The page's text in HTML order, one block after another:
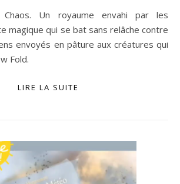
magique qui se bat sans relâche contre
envoyés en pâture aux créatures qui
Fold.
LIRE LA SUITE